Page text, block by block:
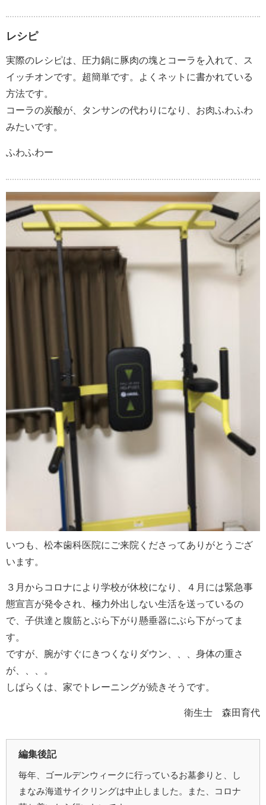
レシピ
実際のレシピは、圧力鍋に豚肉の塊とコーラを入れて、ス
イッチオンです。超簡単です。よくネットに書かれている
方法です。
コーラの炭酸が、タンサンの代わりになり、お肉ふわふわ
みたいです。
ふわふわー
いつも、松本歯科医院にご来院くださってありがとうござ
います。
３月からコロナにより学校が休校になり、４月には緊急事
態宣言が発令され、極力外出しない生活を送っているの
で、子供達と腹筋とぶら下がり懸垂器にぶら下がってま
す。
ですが、腕がすぐにきつくなりダウン、、、身体の重さ
が、、、。
しばらくは、家でトレーニングが続きそうです。
衛生士 森田育代
編集後記
毎年、ゴールデンウィークに行っているお墓参りと、し
まなみ海道サイクリングは中止しました。また、コロナ